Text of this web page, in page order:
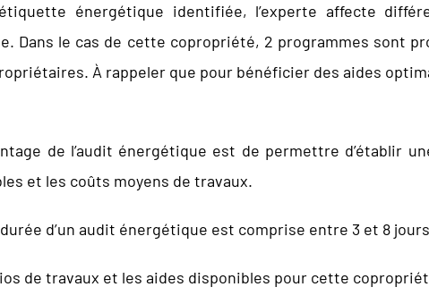
énergétique identifiée, l’experte affecte
Dans le cas de cette copropriété, 2 programmes sont
À rappeler que pour bénéficier des aides
de l’audit énergétique est de permettre d’établir
et les coûts moyens de travaux.
d’un audit énergétique est comprise entre 3 et 8
de travaux et les aides disponibles pour cette